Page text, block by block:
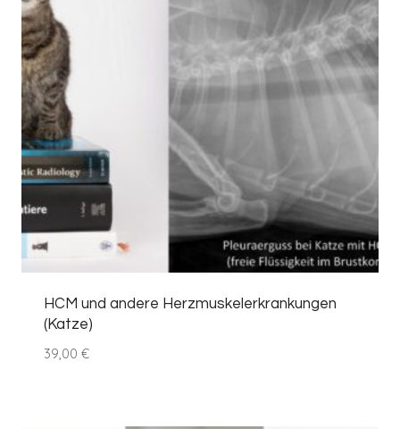
HCM und andere Herzmuskelerkrankungen
(Katze)
39,00 €